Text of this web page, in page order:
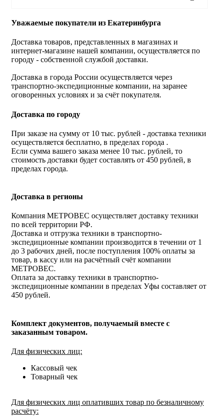
Уважаемые покупатели из Екатеринбурга
Доставка товаров, представленных в магазинах и
интернет-магазине нашей компании, осуществляется по
городу - собственной службой доставки.
Доставка в города России осуществляется через
транспортно-экспедиционные компании, на заранее
оговоренных условиях и за счёт покупателя.
Доставка по городу
При заказе на сумму от 10 тыс. рублей - доставка техники
осуществляется бесплатно, в пределах города .
Если сумма вашего заказа менее 10 тыс. рублей, то
стоимость доставки будет составлять от 450 рублей, в
пределах города.
Доставка в регионы
Компания МЕТРОВЕС осуществляет доставку техники
по всей территории РФ.
Доставка и отгрузка техники в транспортно-
экспедиционные компании производится в течении от 1
до 3 рабочих дней, после поступления 100% оплаты за
товар, в кассу или на расчётный счёт компании
МЕТРОВЕС.
Оплата за доставку техники в транспортно-
экспедиционные компании в пределах Уфы составляет от
450 рублей.
Комплект документов, получаемый вместе с
заказанным товаром.
Для физических лиц:
Кассовый чек
Товарный чек
Для физических лиц оплативших товар по безналичному
расчёту: